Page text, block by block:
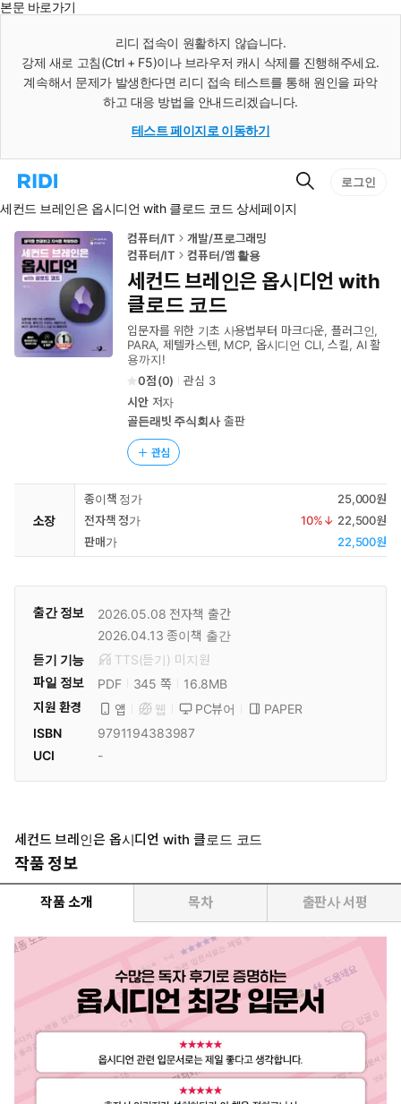
본문 바로가기
리디 접속이 원활하지 않습니다.
강제 새로 고침(Ctrl + F5)이나 브라우저 캐시 삭제를 진행해주세요.
계속해서 문제가 발생한다면 리디 접속 테스트를 통해 원인을 파악
하고 대응 방법을 안내드리겠습니다.
테스트 페이지로 이동하기
리
홈
로
이
동
검
색
로그인
세컨드 브레인은 옵시디언 with 클로드 코드 상세페이지
컴퓨터/IT
개발/프로그래밍
컴퓨터/IT
컴퓨터/앱 활용
세컨드 브레인은 옵시디언 with
클로드 코드
입문자를 위한 기초 사용법부터 마크다운, 플러그인,
PARA, 제텔카스텐, MCP, 옵시디언 CLI, 스킬, AI 활
용까지!
0
(0) 관심 3
시안저자
골든래빗 주식회사출판
관심
소장
종이책 정가
25,000원
전자책 정가
10%↓ 22,500원
판매가
22,500원
출간 정보 2026.05.08 전자책 출간
2026.04.13 종이책 출간
듣기 기능
TTS(듣기) 미 지원
파일 정보
PDF 345 쪽
16.8MB
지원 환경
앱 웹 PC뷰어
PAPER
ISBN
9791194383987
UCI
-
세컨드 브레인은 옵시디언 with 클로드 코드
작품 정보
작품 소개 목차 출판사 서평